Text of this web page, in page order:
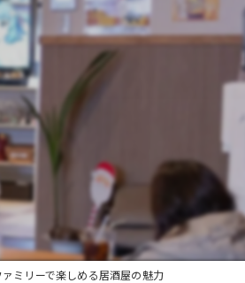
観戦
コラム
ァミリーで楽しめる居酒屋の魅力